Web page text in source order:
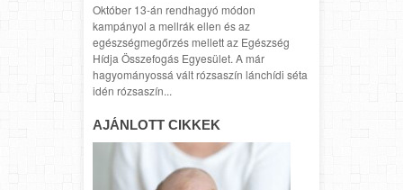
Október 13-án rendhagyó módon
kampányol a mellrák ellen és az
egészségmegőrzés mellett az Egészség
Hídja Összefogás Egyesület. A már
hagyományossá vált rózsaszín lánchídi séta
idén rózsaszín...
AJÁNLOTT CIKKEK